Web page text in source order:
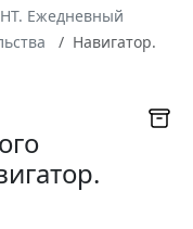
Ежедневный
Навигатор.